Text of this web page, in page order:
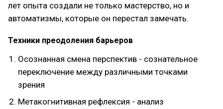
лет опыта создали не только мастерство, но и
автоматизмы, которые он перестал замечать.
Техники преодоления барьеров
Осознанная смена перспектив - сознательное
переключение между различными точками
зрения
Метакогнитивная рефлексия - анализ